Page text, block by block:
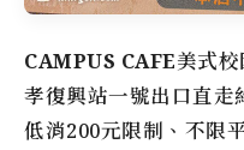
CAMPUS CAFE美式
孝復興站一號出口直走
低消200元限制、不限